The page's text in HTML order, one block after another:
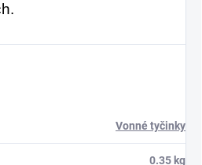
Vonné tyčinky
0.35 kg